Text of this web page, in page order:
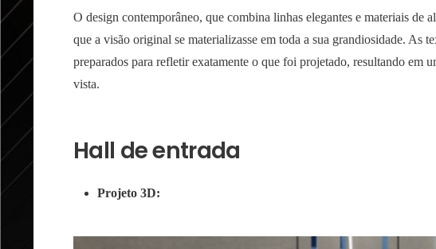
O design contemporâneo, que combina linhas elegantes e materiais
que a visão original se materializasse em toda a sua grandiosidade. As
preparados para refletir exatamente o que foi projetado, resultando em
vista.
Hall de entrada
Projeto 3D: